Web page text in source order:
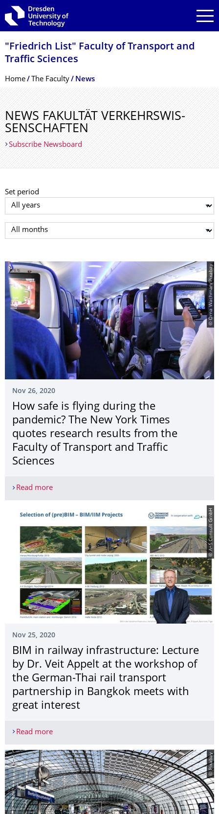
Skip to main navigation
Skip to search
Skip to content
"Friedrich List" Faculty of Transport and
Traffic Sciences
Breadcrumb Menu
Home The Faculty News
NEWS FAKULTÄT VERKEHRSWIS­
SENSCHAFTEN
Subscribe Newsboard
Set period
Select year
Select month
© Orna Wachman/Pixabay
Nov 26, 2020
How safe is flying during the
pandemic? The New York Times
quotes research results from the
Faculty of Transport and Traffic
Sciences
Read moreHow safe is flying during the pandemic? The
© A+S Consult GmbH
Nov 25, 2020
BIM in railway infrastructure: Lecture
by Dr. Veit Appelt at the workshop of
the German-Thai rail transport
partnership in Bangkok meets with
great interest
Read moreBIM in railway infrastructure: Lecture by Dr.
© Pixabay